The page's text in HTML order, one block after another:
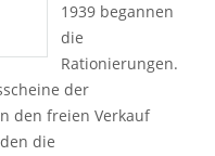
1939 begannen
die
Rationierungen.
der
den freien Verkauf
die